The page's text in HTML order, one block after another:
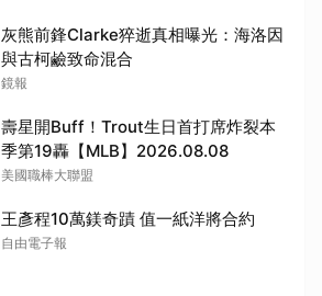
灰熊前鋒Clarke猝逝真相曝光：海洛因
與古柯鹼致命混合
鏡報
壽星開Buff！Trout生日首打席炸裂本
季第19轟【MLB】2026.08.08
美國職棒大聯盟
王彥程10萬鎂奇蹟 值一紙洋將合約
自由電子報